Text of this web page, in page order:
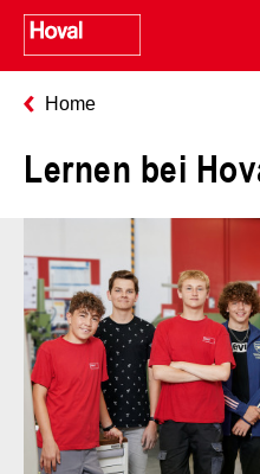
Home
Lernen bei